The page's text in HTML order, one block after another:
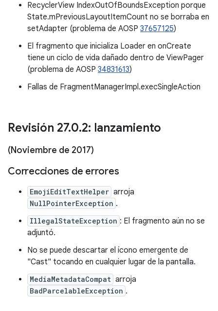
RecyclerView IndexOutOfBoundsException porque
State.mPreviousLayoutItemCount no se borraba en
setAdapter (problema de AOSP 37657125)
El fragmento que inicializa Loader en onCreate
tiene un ciclo de vida dañado dentro de ViewPager
(problema de AOSP 34831613)
Fallas de FragmentManagerImpl.execSingleAction
Revisión 27.0.2: lanzamiento
(Noviembre de 2017)
Correcciones de errores
EmojiEditTextHelper arroja
NullPointerException .
IllegalStateException : El fragmento aún no se
adjuntó.
No se puede descartar el ícono emergente de
"Cast" tocando en cualquier lugar de la pantalla.
MediaMetadataCompat arroja
BadParcelableException .